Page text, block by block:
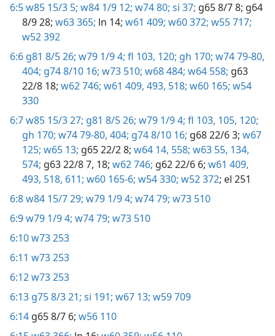
6:5w85 15/3 5; w84 1/9 12; w74 80; si 37; g65 8/7 8; g64
8/9 28; w63 365; ln 14; w61 409; w60 372; w55 717;
w52 392
6:6 g81 8/5 26; w79 1/9 4; fl 103, 120; gh 170; w74 79-80,
404; g74 8/10 16; w73 510; w68 484; w64 558; g63
22/8 18; w62 746; w61 409, 493, 518; w60 165; w54
330
6:7w85 15/3 27; g81 8/5 26; w79 1/9 4; fl 103, 105, 120;
gh 170; w74 79-80, 404; g74 8/10 16; g68 22/6 3; w67
125; w65 13; g65 22/2 8; w64 14, 558; w63 55, 134,
574; g63 22/8 7, 18; w62 746; g62 22/6 6; w61 409,
493, 518, 611; w60 165-6; w54 330; w52 372; el 251
6:8w84 15/7 29; w79 1/9 4; w74 79; w73 510
6:9w79 1/9 4; w74 79; w73 510
6:10w73 253
6:11 w73 253
6:12w73 253
6:13 g75 8/3 21; si 191; w67 13; w59 709
6:14 g65 8/7 6; w56 110